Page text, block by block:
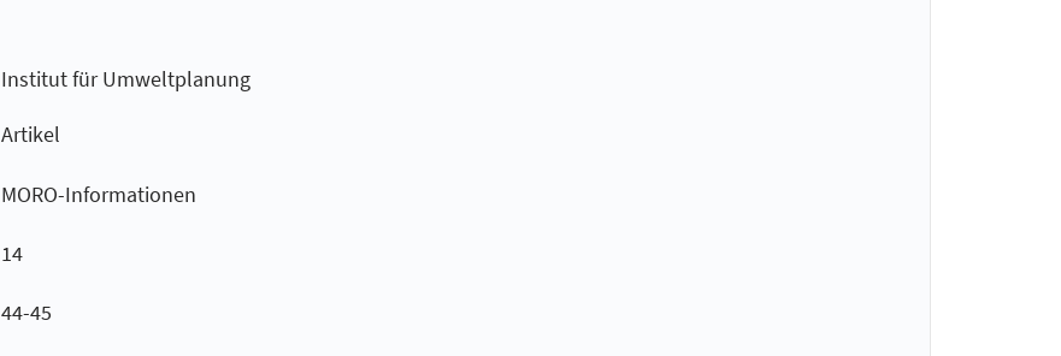
Institut für Umweltplanung
Artikel
MORO-Informationen
14
44-45